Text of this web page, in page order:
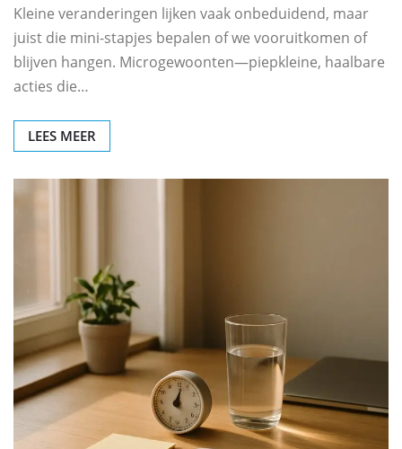
Kleine veranderingen lijken vaak onbeduidend, maar
juist die mini-stapjes bepalen of we vooruitkomen of
blijven hangen. Microgewoonten—piepkleine, haalbare
acties die…
LEES MEER